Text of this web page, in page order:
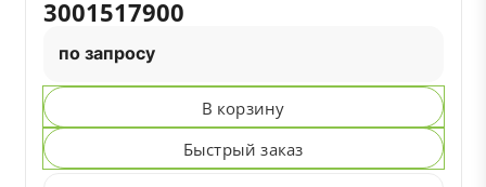
3001517900
по запросу
В корзину
Быстрый заказ